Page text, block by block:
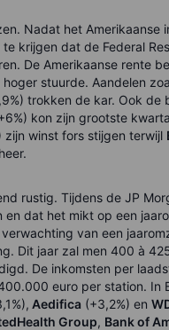
Nadat het Amerikaanse
krijgen dat de Federal
De Amerikaanse rente
stuurde. Aandelen
trokken de kar. Ook de
kon zijn grootste
zijn winst fors stijgen terwijl
rustig. Tijdens de JP
en dat het mikt op een
van een
Dit jaar zal men 400 à
De inkomsten per
euro per station. In
Aedifica (+3,2%) en
Group, Bank of